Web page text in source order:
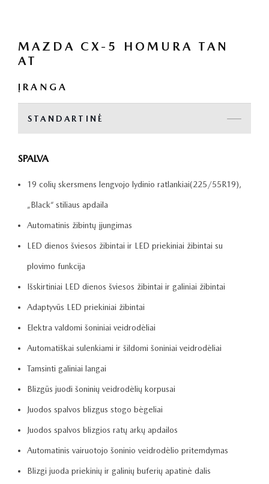
MAZDA CX-5 HOMURA TAN
AT
ĮRANGA
STANDARTINĖ
SPALVA
19 colių skersmens lengvojo lydinio ratlankiai(225/55R19),
„Black“ stiliaus apdaila
Automatinis žibintų įjungimas
LED dienos šviesos žibintai ir LED priekiniai žibintai su
plovimo funkcija
Išskirtiniai LED dienos šviesos žibintai ir galiniai žibintai
Adaptyvūs LED priekiniai žibintai
Elektra valdomi šoniniai veidrodėliai
Automatiškai sulenkiami ir šildomi šoniniai veidrodėliai
Tamsinti galiniai langai
Blizgūs juodi šoninių veidrodėlių korpusai
Juodos spalvos blizgus stogo bėgeliai
Juodos spalvos blizgios ratų arkų apdailos
Automatinis vairuotojo šoninio veidrodėlio pritemdymas
Blizgi juoda priekinių ir galinių buferių apatinė dalis